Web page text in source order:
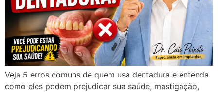
Veja 5 erros comuns de quem usa dentadura e entenda
como eles podem prejudicar sua saúde, mastigação,